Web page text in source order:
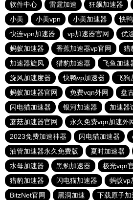
软件中心
雷霆加速 狂飙加速器
小美
小美vpn 小美加速器
快
快连vρn加速器
vp加速器官网 优
蚂蚁加速器
香蕉加速器vp官网
猎
加速器旋风
猎豹加速器 飞鱼加速
旋风加速度器
快鸭vp加速器
飞狗
蚂蚁加速器官网
免费vqn外网
盘
闪电猫加速器
银河加速器
加速器
蘑菇加速器官网
永久免费vqn加速外
2023免费加速神器
闪电猫加速器
油管加速器永久免费版
夏时加速器
水母加速器
黑豹加速器 极光vqn
猎豹加速器
闪电猫加速器
蚂蚁vp
BitzNet官网
黑洞加速 下载原子加